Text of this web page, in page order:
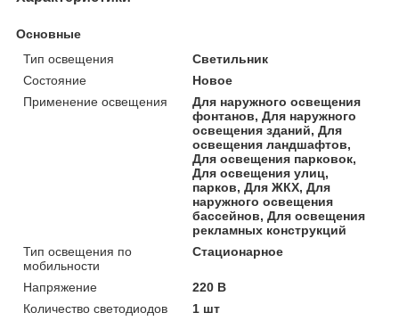
Основные
Тип освещения
Светильник
Состояние
Новое
Применение освещения
Для наружного освещения
фонтанов, Для наружного
освещения зданий, Для
освещения ландшафтов,
Для освещения парковок,
Для освещения улиц,
парков, Для ЖКХ, Для
наружного освещения
бассейнов, Для освещения
рекламных конструкций
Тип освещения по
мобильности
Стационарное
Напряжение
220 В
Количество светодиодов
1 шт